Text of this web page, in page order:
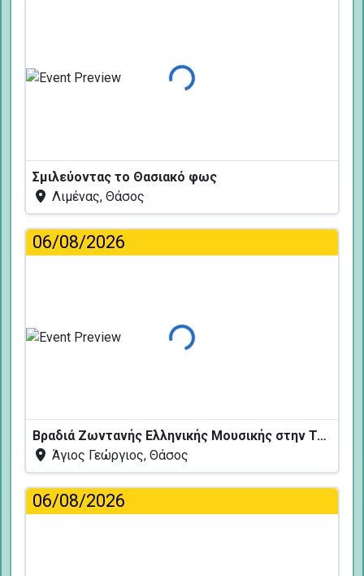
Φόρτωση...
Σμιλεύοντας το Θασιακό φως
Λιμένας, Θάσος
06/08/2026
Φόρτωση...
Βραδιά Ζωντανής Ελληνικής Μουσικής στην Ταβέρνα Κελάρι
Άγιος Γεώργιος, Θάσος
06/08/2026